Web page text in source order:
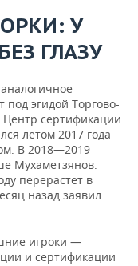
У
ГЛАЗУ
эгидой Торгово-
сертификации
летом 2017 года
В 2018—2019
Мухаметзянов.
перерастет в
назад заявил
игроки —
и сертификации